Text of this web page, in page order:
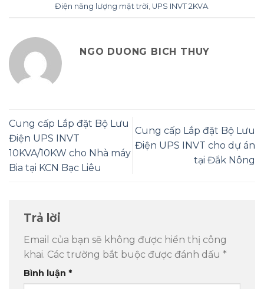
Điện năng lượng mặt trời, UPS INVT 2KVA.
NGO DUONG BICH THUY
Cung cấp Lắp đặt Bộ Lưu
Điện UPS INVT
10KVA/10KW cho Nhà máy
Bia tại KCN Bạc Liêu
Cung cấp Lắp đặt Bộ Lưu
Điện UPS INVT cho dự án
tại Đắk Nông
Trả lời
Email của bạn sẽ không được hiển thị công
khai. Các trường bắt buộc được đánh dấu *
Bình luận *